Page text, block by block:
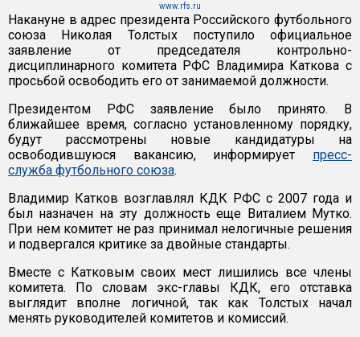
www.rfs.ru
Накануне в адрес президента Российского футбольного
союза Николая Толстых поступило официальное
заявление от председателя контрольно-
дисциплинарного комитета РФС Владимира Каткова с
просьбой освободить его от занимаемой должности.
Президентом РФС заявление было принято. В
ближайшее время, согласно установленному порядку,
будут рассмотрены новые кандидатуры на
освободившуюся вакансию, информирует пресс-
служба футбольного союза.
Владимир Катков возглавлял КДК РФС с 2007 года и
был назначен на эту должность еще Виталием Мутко.
При нем комитет не раз принимал нелогичные решения
и подвергался критике за двойные стандарты.
Вместе с Катковым своих мест лишились все члены
комитета. По словам экс-главы КДК, его отставка
выглядит вполне логичной, так как Толстых начал
менять руководителей комитетов и комиссий.